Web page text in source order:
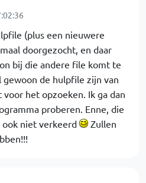
(plus een nieuwere
doorgezocht, en daar
bij die andere file komt te
gewoon de hulpfile zijn van
het opzoeken. Ik ga dan
proberen. Enne, die
niet verkeerd
Zullen